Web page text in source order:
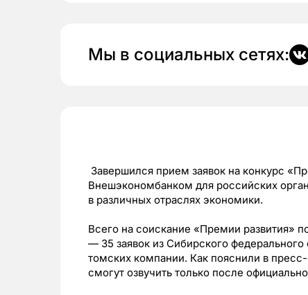
Мы в социальных сетях:
Завершился прием заявок на конкурс
Внешэкономбанком для российских
в различных отраслях экономики.
Всего на соискание «Премии развития»
— 35 заявок из Сибирского
томских компании. Как пояснили в
смогут озвучить только после